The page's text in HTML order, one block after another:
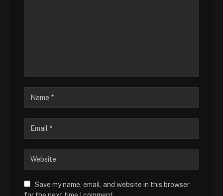
Save my name, email, and website in this browser